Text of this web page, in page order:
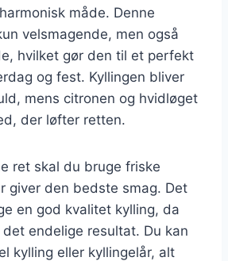
måde. Denne
velsmagende, men også
hvilket gør den til et perfekt
og fest. Kyllingen bliver
mens citronen og hvidløget
der løfter retten.
ret skal du bruge friske
giver den bedste smag. Det
en god kvalitet kylling, da
endelige resultat. Du kan
kylling eller kyllingelår, alt